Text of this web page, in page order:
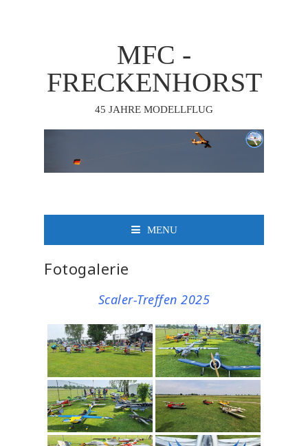
MFC -
FRECKENHORST
45 JAHRE MODELLFLUG
MENU
Fotogalerie
Scaler-Treffen 2025